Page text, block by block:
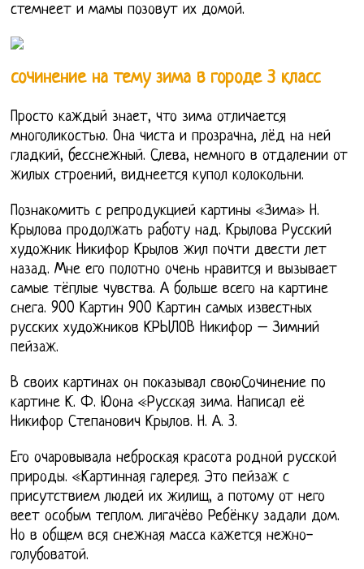
стемнеет и мамы позовут их домой.
сочинение на тему зима в городе 3 класс
Просто каждый знает, что зима отличается
многоликостью. Она чиста и прозрачна, лёд на ней
гладкий, бесснежный. Слева, немного в отдалении от
жилых строений, виднеется купол колокольни.
Познакомить с репродукцией картины «Зима» Н.
Крылова продолжать работу над. Крылова Русский
художник Никифор Крылов жил почти двести лет
назад. Мне его полотно очень нравится и вызывает
самые тёплые чувства. А больше всего на картине
снега. 900 Картин 900 Картин самых известных
русских художников КРЫЛОВ Никифор – Зимний
пейзаж.
В своих картинах он показывал своюСочинение по
картине К. Ф. Юона «Русская зима. Написал её
Никифор Степанович Крылов. Н. А. 3.
Его очаровывала неброская красота родной русской
природы. «Картинная галерея. Это пейзаж с
присутствием людей их жилищ, а потому от него
веет особым теплом. лигачёво Ребёнку задали дом.
Но в общем вся снежная масса кажется нежно-
голубоватой.